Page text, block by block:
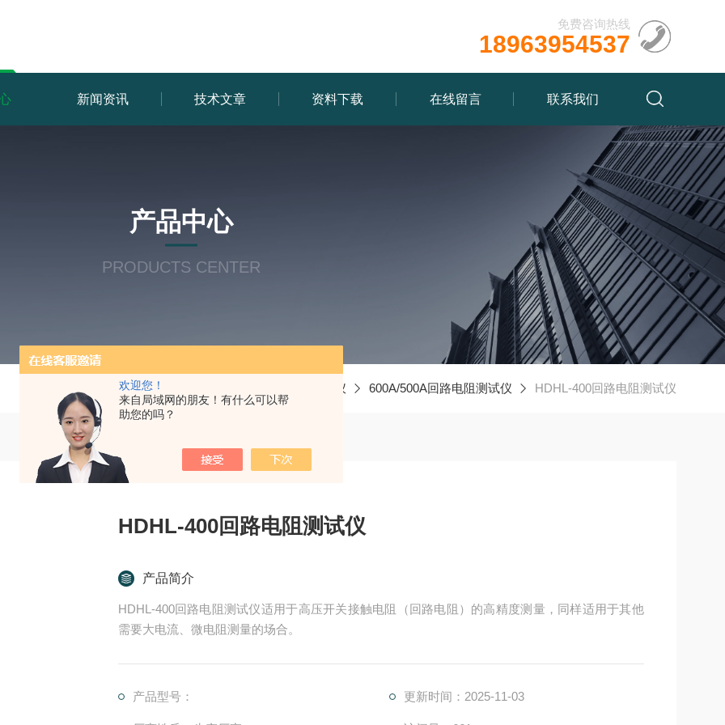
欢迎您！
来自局域网的朋友！有什么可以帮
助您的吗？
免费咨询热线
18963954537
新闻资讯 技术文章 资料下载 在线留言 联系我们
产品中心
PRODUCTS CENTER
当前位置：首页 回路电阻测试仪 600A/500A回路电阻测试仪 HDHL-400回路电阻测试仪
HDHL-400回路电阻测试仪
产品简介
HDHL-400回路电阻测试仪适用于高压开关接触电阻（回路电阻）的高精度测量，同样适用于其他
需要大电流、微电阻测量的场合。
产品型号： 更新时间：2025-11-03